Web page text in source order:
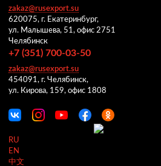
zakaz@rusexport.su
620075, г. Екатеринбург,
ул. Малышева, 51, офис 2751
Челябинск
+7 (351) 700-03-50
zakaz@rusexport.su
454091, г. Челябинск,
ул. Кирова, 159, офис 1808
RU
EN
中文